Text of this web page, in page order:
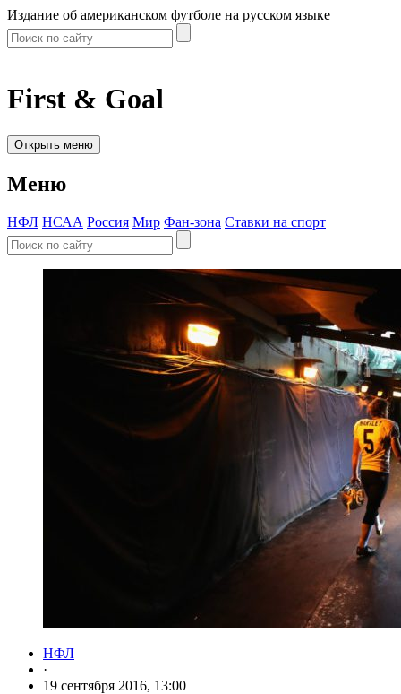
Издание об американском футболе на русском языке
First & Goal
Открыть меню
Меню
НФЛ НСАА Россия Мир Фан-зона Ставки на спорт
НФЛ
·
19 сентября 2016, 13:00